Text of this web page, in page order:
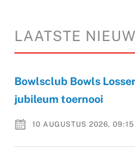
LAATSTE
Bowlsclub Bowls
jubileum toernooi
10 AUGUSTUS 2026, 09:15